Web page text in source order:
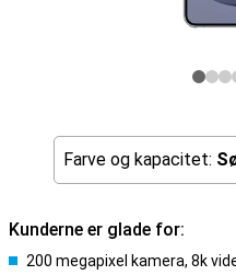
Farve og kapacitet:
Kunderne er glade for:
200 megapixel kamera, 8k